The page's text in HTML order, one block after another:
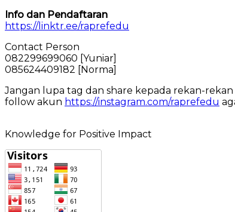
Info dan Pendaftaran
https://linktr.ee/raprefedu
Contact Person
082299699060 [Yuniar]
085624409182 [Norma]
Jangan lupa tag dan share kepada rekan-
follow akun https://instagram.com/raprefedu
Knowledge for Positive Impact